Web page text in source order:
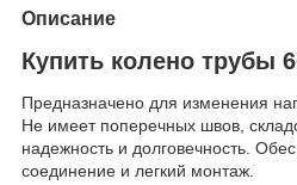
Описание
Купить колено трубы
Предназначено для изменения
Не имеет поперечных швов,
надежность и долговечность.
соединение и легкий монтаж.